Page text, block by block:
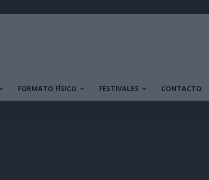
FORMATO FÍSICO FESTIVALES CONTACTO